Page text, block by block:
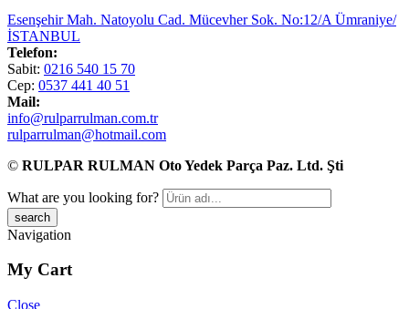
Esenşehir Mah. Natoyolu Cad. Mücevher Sok. No:12/A Ümraniye/
İSTANBUL
Telefon:
Sabit: 0216 540 15 70
Cep: 0537 441 40 51
Mail:
info@rulparrulman.com.tr
rulparrulman@hotmail.com
© RULPAR RULMAN Oto Yedek Parça Paz. Ltd. Şti
What are you looking for?
Navigation
My Cart
Close